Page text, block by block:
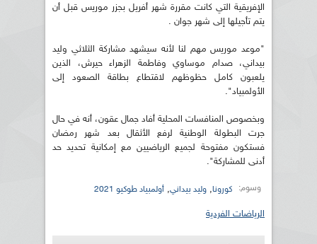
الإفريقية التي كانت مقررة شهر أفريل بجزر موريس قبل أن
يتم تأجيلها إلى شهر جوان .
"موعد موريس مهم لنا لأنه سيشهد مشاركة الثلاثي وليد
بيداني، صدام موساوي وفاطمة الزهراء حيرش، الذين
يلعبون كامل حظوظهم لاقتطاع بطاقة الصعود إلى
الأولمبياد".
وبخصوص المنافسات المحلية أفاد جمال عقون، أنه في حال
جرت البطولة الوطنية لرفع الأثقال بعد شهر رمضان
فستكون مفتوحة لجميع الرياضيين مع إمكانية تحديد حد
أدنى للمشاركة".
وسوم: كورونا, وليد بيداني, أولمبياد طوكيو 2021
الرياضات الفردية